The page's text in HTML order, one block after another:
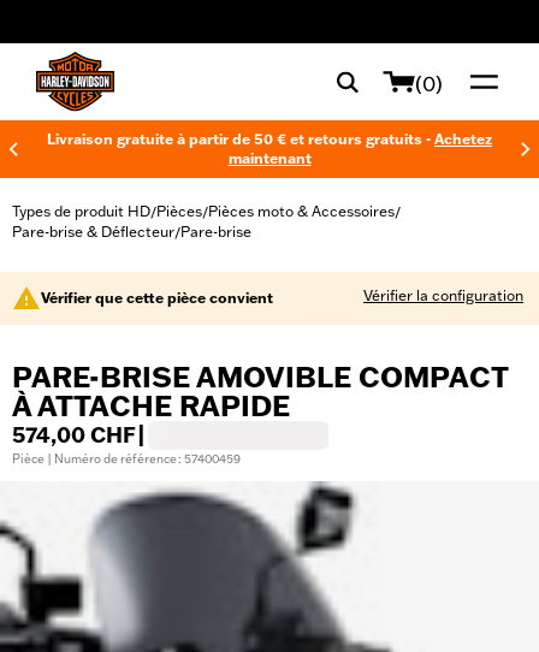
(0)
Livraison gratuite à partir de 50 € et retours gratuits - Achetez
maintenant
Types de produit HD/Pièces/Pièces moto & Accessoires/
Pare-brise & Déflecteur/Pare-brise
Vérifier que cette pièce convient Vérifier la configuration
PARE-BRISE AMOVIBLE COMPACT
À ATTACHE RAPIDE
574,00 CHF
Pièce | Numéro de référence : 57400459